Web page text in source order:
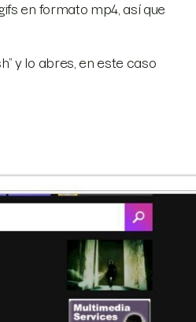
en formato mp4, así que
y lo abres, en este caso